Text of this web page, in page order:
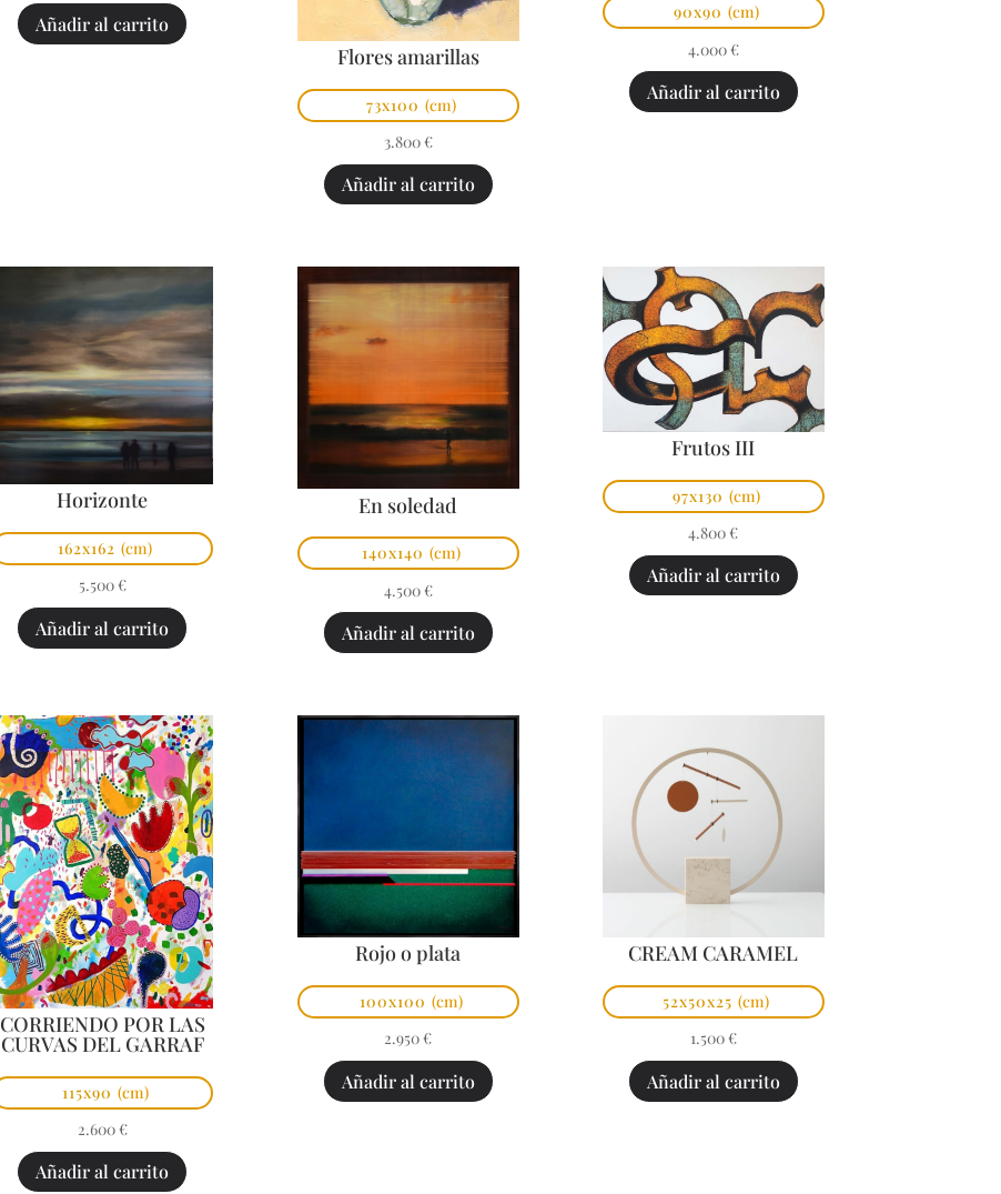
Añadir al carrito
Flores amarillas
73x100 (cm)
3.800 €
Añadir al carrito
90x90 (cm)
4.000 €
Añadir al carrito
Horizonte
162x162 (cm)
5.500 €
Añadir al carrito
En soledad
140x140 (cm)
4.500 €
Añadir al carrito
Frutos III
97x130 (cm)
4.800 €
Añadir al carrito
CORRIENDO POR LAS
CURVAS DEL GARRAF
115x90 (cm)
2.600 €
Añadir al carrito
Rojo o plata
100x100 (cm)
2.950 €
Añadir al carrito
CREAM CARAMEL
52x50x25 (cm)
1.500 €
Añadir al carrito